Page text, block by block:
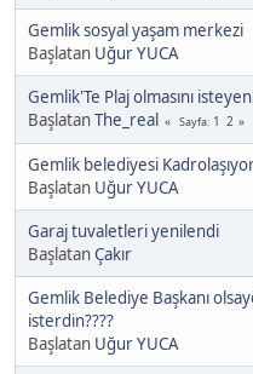
Gemlik sosyal yaşam merkezi
Başlatan Uğur YUCA
Gemlik'Te Plaj olmasını
BaşlatanThe_real Sayfa 1 2
Gemlik belediyesi
Başlatan Uğur YUCA
Garaj tuvaletleri yenilendi
BaşlatanÇakır
Gemlik Belediye Başkanı
isterdin????
Başlatan Uğur YUCA